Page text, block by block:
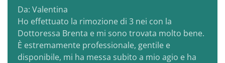
Da: Valentina
Ho effettuato la rimozione di 3 nei con la
Dottoressa Brenta e mi sono trovata molto bene.
È estremamente professionale, gentile e
disponibile, mi ha messa subito a mio agio e ha